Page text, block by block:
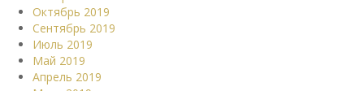
Октябрь 2019
Сентябрь 2019
Июль 2019
Май 2019
Апрель 2019